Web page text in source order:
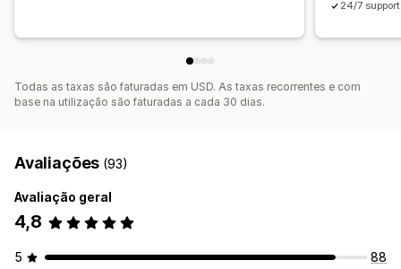
24/7 support
Todas as taxas são faturadas em USD. As taxas recorrentes e com
base na utilização são faturadas a cada 30 dias.
Avaliações (93)
Avaliação geral
4,8
5
88